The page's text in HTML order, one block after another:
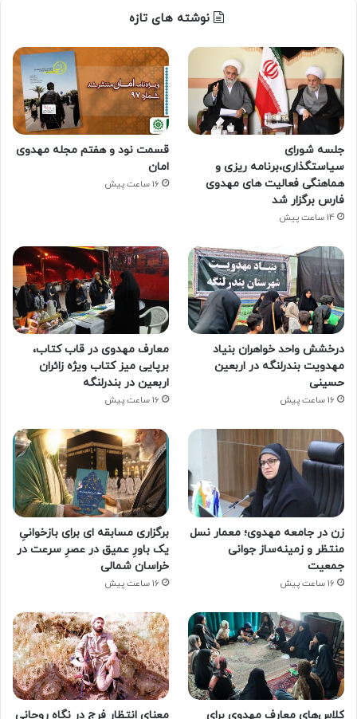
نوشته های تازه
جلسه شورای
سیاستگذاری،برنامه ریزی و
هماهنگی فعالیت های مهدوی
فارس برگزار شد
14 ساعت پیش
قسمت نود و هفتم مجله مهدوی
امان
16 ساعت پیش
درخشش واحد خواهران بنیاد
مهدویت بندرلنگه در اربعین
حسینی
16 ساعت پیش
معارف مهدوی در قاب کتاب،
برپایی میز کتاب ویژه زائران
اربعین در بندرلنگه
16 ساعت پیش
زن در جامعه مهدوی؛ معمار نسل
منتظر و زمینه‌ساز جوانی
جمعیت
16 ساعت پیش
برگزاری مسابقه ای برای بازخوانیِ
یک باورِ عمیق در عصرِ سرعت در
خراسان شمالی
16 ساعت پیش
کلاس‌های معارف مهدوی برای معنایِ انتظارِ فرج در نگاه روحانیِ